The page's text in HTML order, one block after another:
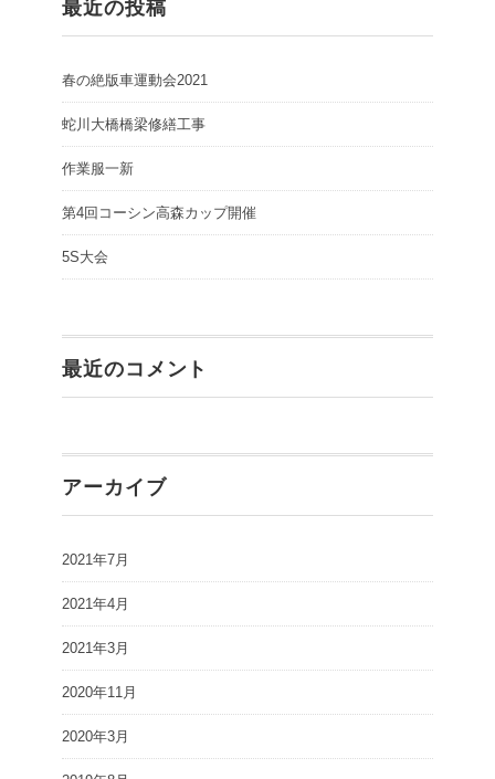
最近の投稿
春の絶版車運動会2021
蛇川大橋橋梁修繕工事
作業服一新
第4回コーシン高森カップ開催
5S大会
最近のコメント
アーカイブ
2021年7月
2021年4月
2021年3月
2020年11月
2020年3月